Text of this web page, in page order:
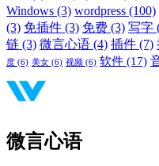
Windows (3) wordpress (100)
(3) 免插件 (3) 免费 (3) 写字
链 (3) 微言心语 (4) 插件 (7)
度 (6) 美女 (6) 视频 (6) 软件 (17)
微言心语